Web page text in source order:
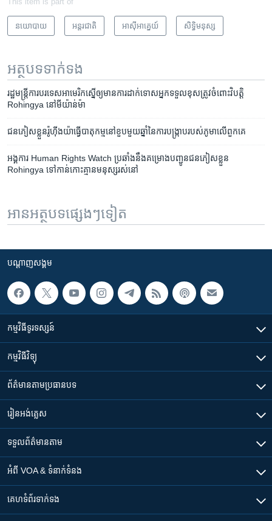
នយោបាយ អន្តរជាតិ អាស៊ី​អាគ្នេយ៍ សិទ្ធិ​មនុស្ស
អត្ថបទ​ទាក់ទង
រដ្ឋមន្ត្រី​ការបរទេស​អាមេរិក​ស្នើ​ឲ្យ​មាន​ការ​ដាក់​ទោស​អ្នក​ទទួល​ខុស​ត្រូវ​ចំពោះ​វិបត្តិ
Rohingya នៅ​មីយ៉ាន់ម៉ា
​ជន​ភៀស​ខ្លួន​រ៉ូហ៊ីងយ៉ា​ធ្វើ​បាតុកម្មនៅ​ខួប​មួយ​ឆ្នាំ​នៃ​ការ​បង្ក្រាប​របស់​ភូមា​លើ​ពួក​គេ
អង្គការ Human Rights Watch ប្រឆាំង​នឹង​គម្រោង​បញ្ជូន​ជន​ភៀស​ខ្លួន
Rohingya ទៅ​កាន់​កោះ​គ្មាន​មនុស្ស​រស់នៅ
អានអត្ថបទផ្សេងៗទៀត
បណ្តាញ​សង្គម
កម្មវិធី​ទូរទស្សន៍
កម្មវិធី​វិទ្យុ
ព័ត៌មាន​តាមប្រធានបទ​
រៀន​​អង់គ្លេស
ទទួល​ព័ត៌មាន​តាម
អំពី​ VOA & ទំនាក់ទំនង
គេហទំព័រ​​ទាក់ទង